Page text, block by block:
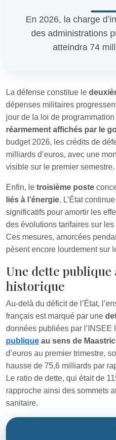
En 2026, la charge
des administrations
atteindra 74
La défense constitue le
dépenses militaires
jour de la loi de
réarmement affichés par le
budget 2026, les crédits de
milliards d’euros, avec une
visible sur le premier semestre.
Enfin, le troisième poste
liés à l’énergie. L’État
significatifs pour amortir les
des évolutions tarifaires sur
Ces mesures, amorcées
pèsent encore lourdement sur
Une dette publique
historique
Au-delà du déficit de l’État,
français est marqué par une
données publiées par l’INSEE
publique au sens de
d’euros au premier trimestre,
hausse de 75,6 milliards par
Le ratio de dette, qui était de
rapproche ainsi des sommets
sanitaire.